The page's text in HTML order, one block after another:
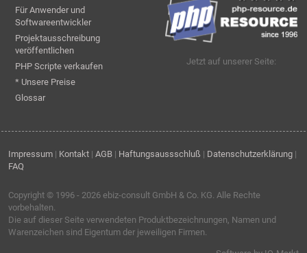
Für Anwender und
Softwareentwickler
Projektausschreibung
veröffentlichen
PHP Scripte verkaufen
* Unsere Preise
Glossar
Jetzt auf unserer Seite:
Impressum | Kontakt | AGB | Haftungsaussschluß | Datenschutzerklärung |
FAQ
Copyright © 1996 - 2026 ebiz-consult GmbH & Co. KG. Alle Rechte
vorbehalten.
Die auf dieser Seite verwendeten Produktbezeichnungen, Namen und
Warenzeichen sind Eigentum der jeweiligen Firmen.